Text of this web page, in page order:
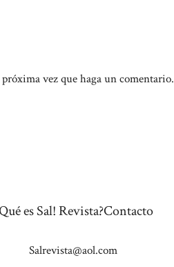
vez que haga un comentario.
es Sal! Revista?Contacto
Salrevista@aol.com